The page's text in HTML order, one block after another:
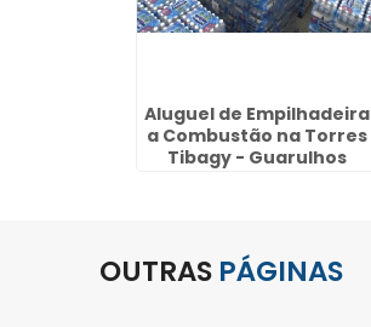
Aluguel de Empilhadeira
a Combustão na Torres
Tibagy - Guarulhos
OUTRAS PÁGINAS